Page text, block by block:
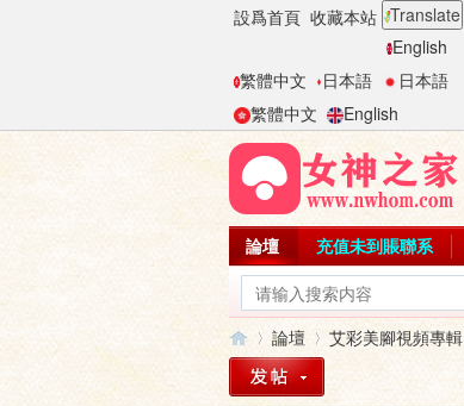
設爲首頁 收藏本站 Translate
English
繁體中文
日本語
日本語
繁體中文
English
論壇
充值未到賬聯系
論壇 艾彩美腳視頻專輯